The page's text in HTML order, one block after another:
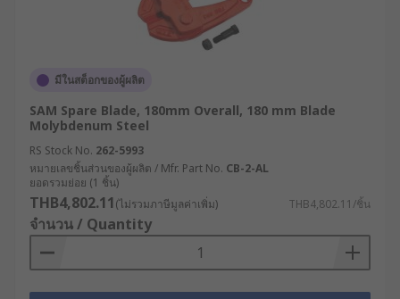
มีในสต็อกของผู้ผลิต
SAM Spare Blade, 180mm Overall, 180 mm Blade
Molybdenum Steel
RS Stock No. 262-5993
หมายเลขชิ้นส่วนของผู้ผลิต / Mfr. Part No. CB-2-AL
ยอดรวมย่อย (1 ชิ้น)
THB4,802.11(ไม่รวมภาษีมูลค่าเพิ่ม) THB4,802.11/ชิ้น
จำนวน / Quantity